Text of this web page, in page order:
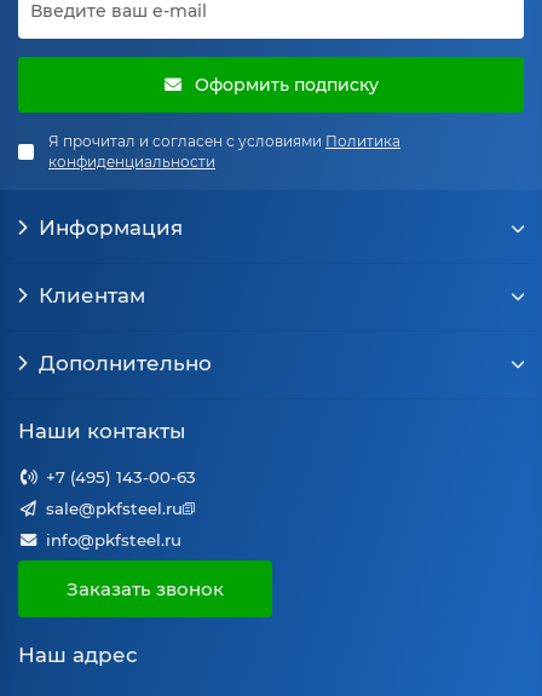
Оформить подписку
Я прочитал и согласен с условиями Политика
конфиденциальности
Информация
Клиентам
Дополнительно
Наши контакты
+7 (495) 143-00-63
sale@pkfsteel.ru
info@pkfsteel.ru
Заказать звонок
Наш адрес